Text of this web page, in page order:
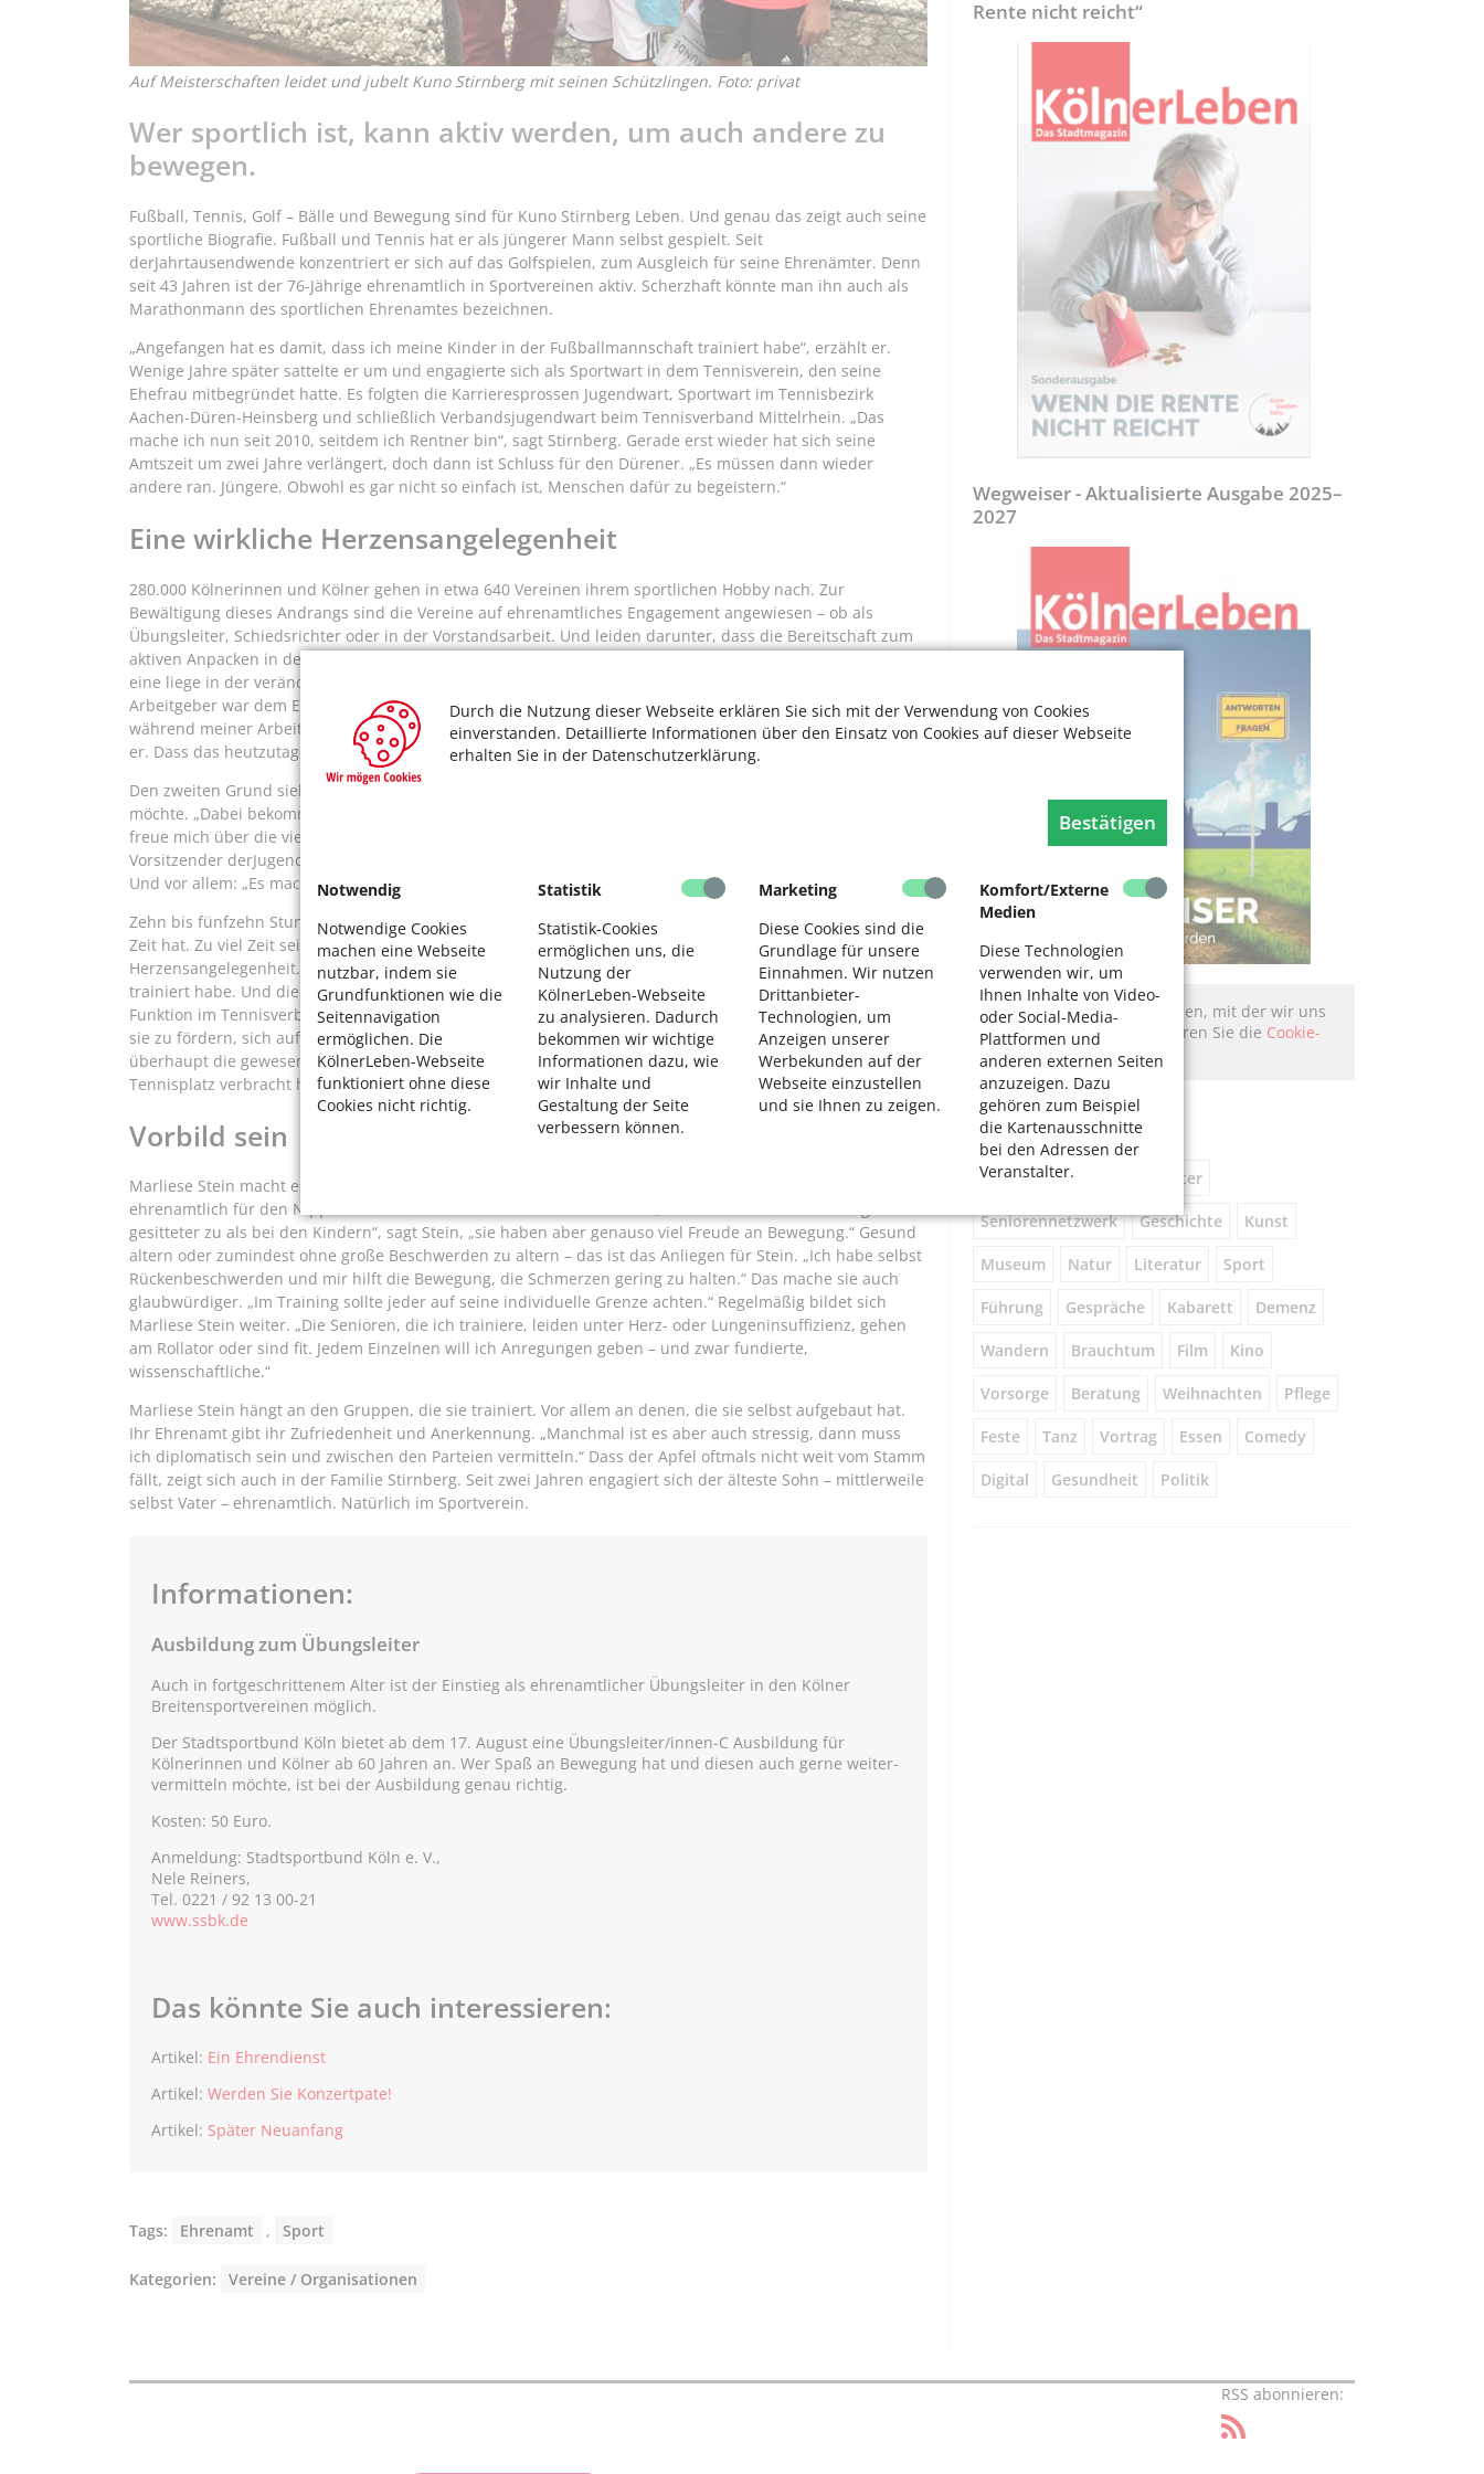
Durch die Nutzung dieser Webseite erklären Sie sich mit der Verwendung von Cookies
einverstanden. Detaillierte Informationen über den Einsatz von Cookies auf dieser Webseite
erhalten Sie in der Datenschutzerklärung.
Bestätigen
Notwendig
Notwendige Cookies
machen eine Webseite
nutzbar, indem sie
Grundfunktionen wie die
Seitennavigation
ermöglichen. Die
KölnerLeben-Webseite
funktioniert ohne diese
Cookies nicht richtig.
Statistik
Statistik-Cookies
ermöglichen uns, die
Nutzung der
KölnerLeben-Webseite
zu analysieren. Dadurch
bekommen wir wichtige
Informationen dazu, wie
wir Inhalte und
Gestaltung der Seite
verbessern können.
Marketing
Diese Cookies sind die
Grundlage für unsere
Einnahmen. Wir nutzen
Drittanbieter-
Technologien, um
Anzeigen unserer
Werbekunden auf der
Webseite einzustellen
und sie Ihnen zu zeigen.
Komfort/Externe
Medien
Diese Technologien
verwenden wir, um
Ihnen Inhalte von Video-
oder Social-Media-
Plattformen und
anderen externen Seiten
anzuzeigen. Dazu
gehören zum Beispiel
die Kartenausschnitte
bei den Adressen der
Veranstalter.
Auf Meisterschaften leidet und jubelt Kuno Stirnberg mit seinen Schützlingen. Foto: privat
Wer sportlich ist, kann aktiv werden, um auch andere zu
bewegen.
Fußball, Tennis, Golf – Bälle und Bewegung sind für Kuno Stirnberg Leben. Und genau das zeigt auch seine
sportliche Biografie. Fußball und Tennis hat er als jüngerer Mann selbst gespielt. Seit
derJahrtausendwende konzentriert er sich auf das Golfspielen, zum Ausgleich für seine Ehrenämter. Denn
seit 43 Jahren ist der 76-Jährige ehrenamtlich in Sportvereinen aktiv. Scherzhaft könnte man ihn auch als
Marathonmann des sportlichen Ehrenamtes bezeichnen.
„Angefangen hat es damit, dass ich meine Kinder in der Fußballmannschaft trainiert habe“, erzählt er.
Wenige Jahre später sattelte er um und engagierte sich als Sportwart in dem Tennisverein, den seine
Ehefrau mitbegründet hatte. Es folgten die Karrieresprossen Jugendwart, Sportwart im Tennisbezirk
Aachen-Düren-Heinsberg und schließlich Verbandsjugendwart beim Tennisverband Mittelrhein. „Das
mache ich nun seit 2010, seitdem ich Rentner bin“, sagt Stirnberg. Gerade erst wieder hat sich seine
Amtszeit um zwei Jahre verlängert, doch dann ist Schluss für den Dürener. „Es müssen dann wieder
andere ran. Jüngere. Obwohl es gar nicht so einfach ist, Menschen dafür zu begeistern.“
Eine wirkliche Herzensangelegenheit
280.000 Kölnerinnen und Kölner gehen in etwa 640 Vereinen ihrem sportlichen Hobby nach. Zur
Bewältigung dieses Andrangs sind die Vereine auf ehrenamtliches Engagement angewiesen – ob als
Übungsleiter, Schiedsrichter oder in der Vorstandsarbeit. Und leiden darunter, dass die Bereitschaft zum
aktiven Anpacken in der Gesellschaft nicht ausreichend groß ist. Stirnberg sieht hier zwei Ursachen. Die
eine liege in der veränderten Arbeitswelt, in der Berufstätige sehr stark eingespannt sind. „Mein
Arbeitgeber war dem Ehrenamt gegenüber sehr positiv eingestellt. Ich durfte als ehrenamtlich Tätiger
während meiner Arbeitszeit auch mal eine halbe bis ganze Stunde pro Woche dafür aufwenden“, berichtet
er. Dass das heutzutage Arbeitnehmern möglich ist, stellt er in Frage.
Den zweiten Grund sieht er darin, dass niemand mehr gerne Verantwortung für andere übernehmen
möchte. „Dabei bekommt man soviel zurück!“, begeistert sich Stirnberg. „Ich bin sehr kontaktfreudig und
freue mich über die vielen Menschen, mit denen ich durch den Sport in Verbindung stehe.“ Als
Vorsitzender derJugendabteilung im Tennisverband kommt ihm seine Kommunikationsstärke sehr zugute.
Und vor allem: „Es macht viel Spaß, etwas für andere zu tun.“
Zehn bis fünfzehn Stunden in der Woche ist Stirnberg für den Verband aktiv, seitdem er als Rentner mehr
Zeit hat. Zu viel Zeit sei das, findet seine Frau. Für ihren Mann indes ist es eine reine
Herzensangelegenheit. „Noch heute grüßen mich Leute auf der Straße, die ich als Jugendliche im Fußball
trainiert habe. Und die sind heute auch schon über fünfzig Jahre alt!“, freut er sich. Auch in seiner
Funktion im Tennisverband hat er es mit Jugendlichen zu tun. „Mit den jungen Leuten Zeit zu verbringen,
sie zu fördern, sich auf Meisterschaften zu treffen – das ist so motivierend.“ Die schönste Zeit im Verein sei
überhaupt die gewesen, „als wir mit der ganzen Familie die Wochenenden gemeinsam auf dem
Tennisplatz verbracht haben“.
Vorbild sein
Marliese Stein macht es eben falls Spaß, mit Menschen zusammenzuarbeiten. Die 62-Jährige leitet
ehrenamtlich für den Nippeser Turnerkreis Fitnesskurse für Senioren. „Bei den älteren Menschen geht es
gesitteter zu als bei den Kindern“, sagt Stein, „sie haben aber genauso viel Freude an Bewegung.“ Gesund
altern oder zumindest ohne große Beschwerden zu altern – das ist das Anliegen für Stein. „Ich habe selbst
Rückenbeschwerden und mir hilft die Bewegung, die Schmerzen gering zu halten.“ Das mache sie auch
glaubwürdiger. „Im Training sollte jeder auf seine individuelle Grenze achten.“ Regelmäßig bildet sich
Marliese Stein weiter. „Die Senioren, die ich trainiere, leiden unter Herz- oder Lungeninsuffizienz, gehen
am Rollator oder sind fit. Jedem Einzelnen will ich Anregungen geben – und zwar fundierte,
wissenschaftliche.“
Marliese Stein hängt an den Gruppen, die sie trainiert. Vor allem an denen, die sie selbst aufgebaut hat.
Ihr Ehrenamt gibt ihr Zufriedenheit und Anerkennung. „Manchmal ist es aber auch stressig, dann muss
ich diplomatisch sein und zwischen den Parteien vermitteln.“ Dass der Apfel oftmals nicht weit vom Stamm
fällt, zeigt sich auch in der Familie Stirnberg. Seit zwei Jahren engagiert sich der älteste Sohn – mittlerweile
selbst Vater – ehrenamtlich. Natürlich im Sportverein.
Informationen:
Ausbildung zum Übungsleiter
Auch in fortgeschrittenem Alter ist der Einstieg als ehrenamtlicher Übungsleiter in den Kölner
Breitensportvereinen möglich.
Der Stadtsportbund Köln bietet ab dem 17. August eine Übungsleiter/innen-C Ausbildung für
Kölnerinnen und Kölner ab 60 Jahren an. Wer Spaß an Bewegung hat und diesen auch gerne weiter-
vermitteln möchte, ist bei der Ausbildung genau richtig.
Kosten: 50 Euro.
Anmeldung: Stadtsportbund Köln e. V.,
Nele Reiners,
Tel. 0221 / 92 13 00-21
www.ssbk.de
Das könnte Sie auch interessieren:
Artikel: Ein Ehrendienst
Artikel: Werden Sie Konzertpate!
Artikel: Später Neuanfang
Tags: Ehrenamt , Sport
Kategorien: Vereine / Organisationen
Rente nicht reicht“
Wegweiser - Aktualisierte Ausgabe 2025–
2027
Hier könnte Werbung stehen, mit der wir uns
finanzieren. Bitte akzeptieren Sie die Cookie-
Meldung.
Schlagworte
Musik kostenlos Theater
Seniorennetzwerk Geschichte Kunst
Museum Natur Literatur Sport
Führung Gespräche Kabarett Demenz
Wandern Brauchtum Film Kino
Vorsorge Beratung Weihnachten Pflege
Feste Tanz Vortrag Essen Comedy
Digital Gesundheit Politik
RSS abonnieren: